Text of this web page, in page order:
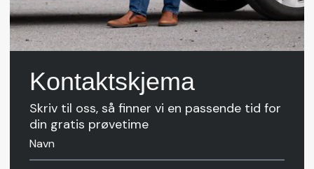
Kontaktskjema
Skriv til oss, så finner vi en passende tid for
din gratis prøvetime
Navn